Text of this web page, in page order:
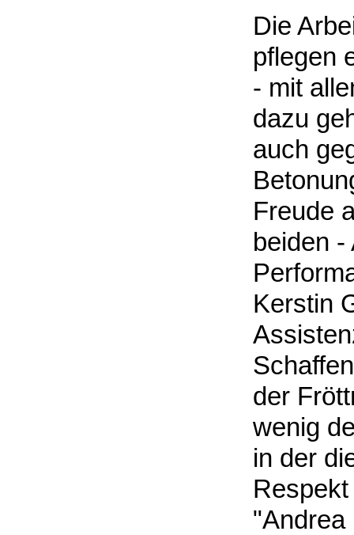
Die
pflegen
- mit
dazu
auch
Freude
beiden -
Kerstin
der
wenig
in der
"Andrea